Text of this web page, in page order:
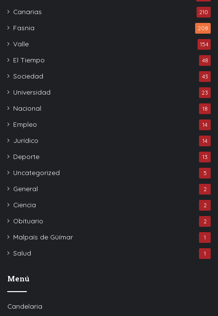
Canarias 210
Fasnia 208
Valle 154
El Tiempo 48
Sociedad 43
Universidad 23
Nacional 18
Empleo 14
Jurídico 14
Deporte 13
Uncategorized 5
General 2
Ciencia 2
Obituario 2
Malpaís de Güímar 1
Salud 1
Menú
Candelaria